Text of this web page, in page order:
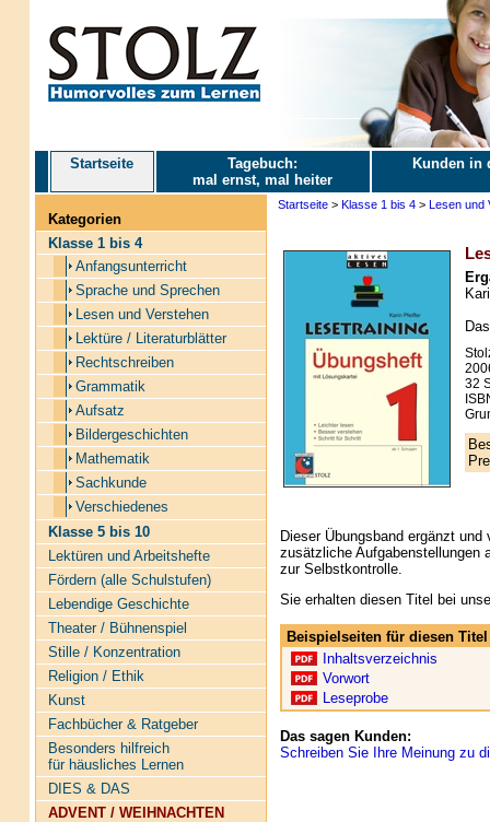
Startseite
Tagebuch:
mal ernst, mal heiter
Kunden in
Kategorien
Klasse 1 bis 4
Anfangsunterricht
Sprache und Sprechen
Lesen und Verstehen
Lektüre / Literaturblätter
Rechtschreiben
Grammatik
Aufsatz
Bildergeschichten
Mathematik
Sachkunde
Verschiedenes
Klasse 5 bis 10
Lektüren und Arbeitshefte
Fördern (alle Schulstufen)
Lebendige Geschichte
Theater / Bühnenspiel
Stille / Konzentration
Religion / Ethik
Kunst
Fachbücher & Ratgeber
Besonders hilfreich
für häusliches Lernen
DIES & DAS
ADVENT / WEIHNACHTEN
Startseite> Klasse 1 bis 4> Lesen und
32
Dieser Übungsband ergänzt
zusätzliche Aufgabenstellungen
zur Selbstkontrolle.
Sie erhalten diesen Titel bei
Beispielseiten für diesen
Inhaltsverzeichnis
Vorwort
Leseprobe
Das sagen Kunden:
Schreiben Sie Ihre Meinung zu